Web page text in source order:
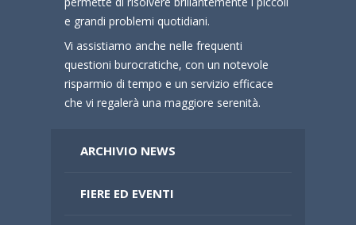
e grandi problemi quotidiani.
Vi assistiamo anche nelle frequenti
questioni burocratiche, con un notevole
risparmio di tempo e un servizio efficace
che vi regalerà una maggiore serenità.
ARCHIVIO NEWS
FIERE ED EVENTI